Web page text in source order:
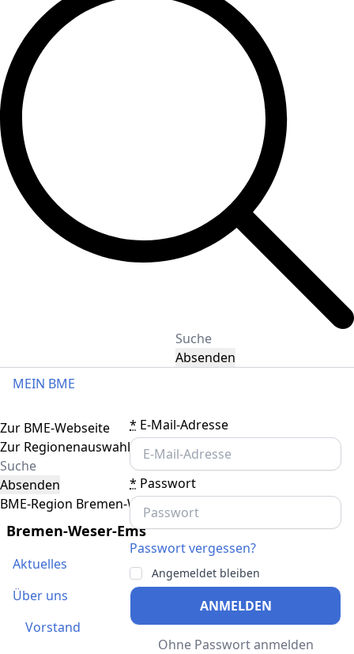
Absenden
MEIN BME
* E-Mail-Adresse
* Passwort
Passwort vergessen?
Angemeldet bleiben
ANMELDEN
Ohne Passwort anmelden
Toggle navigation
Zur BME-Webseite
Zur Regionenauswahl
Absenden
BME-Region Bremen-Weser-Ems
Bremen-Weser-Ems
Aktuelles
Über uns
Vorstand